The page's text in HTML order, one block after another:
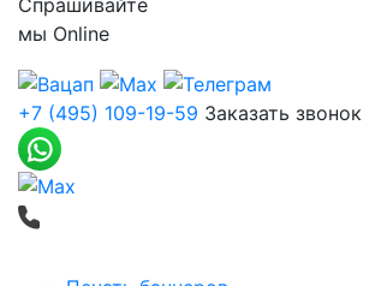
Спрашивайте
мы Online
+7 (495) 109-19-59 Заказать звонок